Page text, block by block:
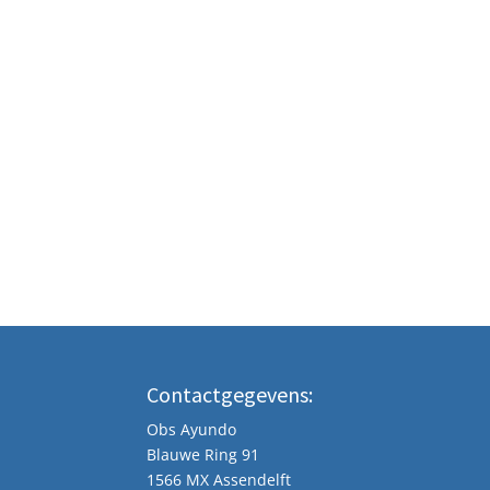
Contactgegevens:
Obs Ayundo
Blauwe Ring 91
1566 MX Assendelft